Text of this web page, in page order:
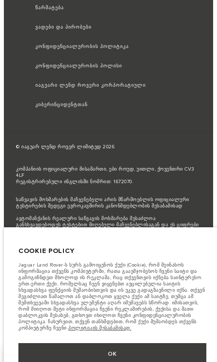
წარმატება
ვადები და პირობები
კონფიდენციალურობის პოლიტიკა
კონფიდენციალურობის პოლისი
იაგუარი ლენდ როვერი კორპორატიული
კიბერინციდენტთან
© იაგუარ ლენდ როვერ ლიმიტედ 2026
კომპანიის ოფიციალური მისამართი, ები როუდ, უითლი, ქოვენთრი CV3
4LF
რეგისტრირებული ინგლისში ნომრით: 1672070.
საწვავის მოხმარების მაჩვენებელი არის მწარმოებლის ოფიციალური
ტესტირების შედეგი ევროკავშირის კანონმდებლობის შესაბამისად
ავტომანქანის რეალური საწვავის მოხმარება შესაძლოა
განსხვავდებოდეს ტესტებით მიღებული მაჩვენებლისაგან და ეს ციფრები
შესახებ.ნახევარგამტარების გლობალური დეფიციტი ამჟამად გავლენას
ხელმისაწვდომობასა და აწყობის ვადებზე. ეს არის ძალიან დინამიური
სიტუაცია და, შედეგად, ვებსაიტში გამოყენებული გამოსახულება
შეიძლება სრულად არ ასახავდეს ფუნქციების, ოფციების, გაფორმებისა
და ფერის სქემების მიმდინარე სპეციფიკაციებს. გთხოვთ, მიმართოთ
თქვენს დილერს, რომელიც შეძლებს დაადასტუროს თქვენთან არსებული
შეზღუდვები, რომ იყოთ წინასწარ ინფორმირებული
წინამდბარე ვებ გვერდის ინფორმაცია, მახასიათებლები, ფასები და
ფერები შესაძლოა იცვლებოდესბაზრის მიხედვით და ცვლილება
ხორციელდება შეტყობინების გარეშე. გთხოვთ მიმართეთ თქვენს
ადგილობრივ დილერს ხელმისაწვდომობისა და ფასების შესახებ
COOKIE POLICY
Jaguar Land Rover-ს სურს გამოიყენოს ქუქი (Cookie), რომ შეინახოს
ინფორმაცია თქვენს კომპიუტერში, რათა გააუმჯობესოს ჩვენი საიტი და
გამოგიჩნდეთ მხოლოდ ის რეკლამა, რაც თქვენთვის იქნება საინტერესო.
ერთ-ერთი ქუქი, რომელსაც ჩვენ ვიყენებთ აუცილებელია საიტის
სხვადასხვა ფუნქციის მუშაობისთვის და ის უკვე გადაგზავნილი იქნა. თქვენ
შეგიძლიათ წაშალოთ ან დაბლოკოთ ყველა ქუქი ამ საიტზე, თუმცა ამ
შემთხვევაში სხვადასხვა ელემენტი აღარ იმუშავებს სწორად. იმისათვის,
რომ მიიღოთ მეტი ინფორმაცია ჩვენი რეკლამირების, ქუქისა და მათი
დაბლოკვის შესახებ, გთხოვთ იხილოთ ჩვენი კონფიდენციალურობის
პოლიტიკა. ჩახურვით, თქვენ თანხმდებით, რომ ქუქი მუშაობდეს თქვენს
კომპიუტერზე ჩვენი პოლიტიკის შესაბამისად.
OK